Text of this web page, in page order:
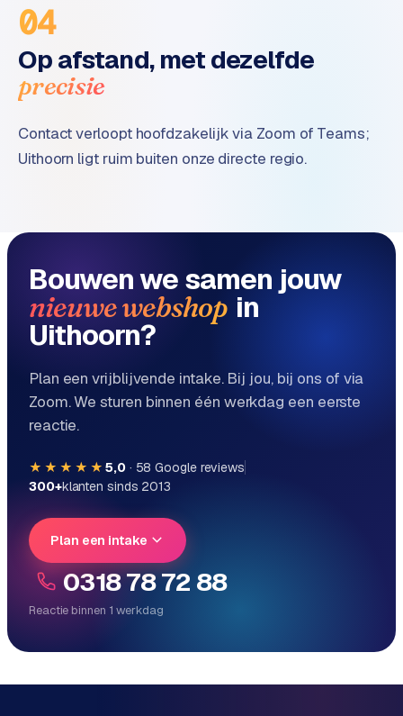
04
Op afstand, met dezelfde
precisie
Contact verloopt hoofdzakelijk via Zoom of Teams;
Uithoorn ligt ruim buiten onze directe regio.
Bouwen we samen jouw
nieuwe webshop in
Uithoorn?
Plan een vrijblijvende intake. Bij jou, bij ons of via
Zoom. We sturen binnen één werkdag een eerste
reactie.
★★★★★ 5,0· 58 Google reviews
300+klanten sinds 2013
Plan een intake
0318 78 72 88
Reactie binnen 1 werkdag
Direct persoonlijk contact, geen ticketsysteem